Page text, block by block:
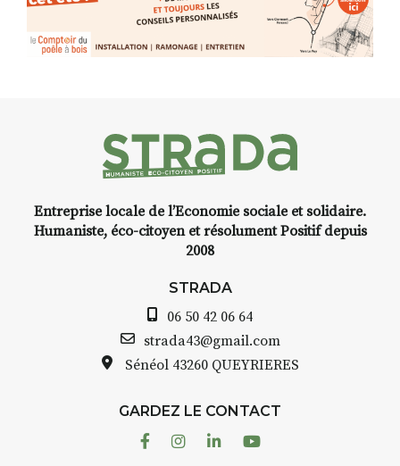
Entreprise locale de l’Economie sociale et solidaire.
Humaniste, éco-citoyen et résolument Positif depuis
2008
STRADA
06 50 42 06 64
strada43@gmail.com
Sénéol 43260 QUEYRIERES
GARDEZ LE CONTACT
FacebookInstagram
LinkedinYoutube